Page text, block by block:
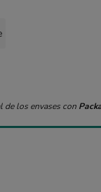
de los envases con